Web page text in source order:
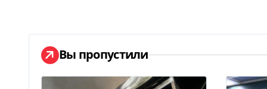
и
сВы пропустили